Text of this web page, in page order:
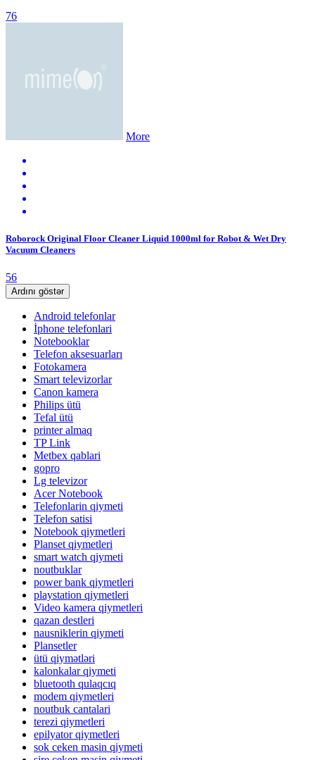
76
More
Roborock Original Floor Cleaner Liquid 1000ml for Robot & Wet Dry
Vacuum Cleaners
56
Ardını göstər
Android telefonlar
İphone telefonlari
Notebooklar
Telefon aksesuarları
Fotokamera
Smart televizorlar
Canon kamera
Philips ütü
Tefal ütü
printer almaq
TP Link
Metbex qablari
gopro
Lg televizor
Acer Notebook
Telefonlarin qiymeti
Telefon satisi
Notebook qiymetleri
Planset qiymetleri
smart watch qiymeti
noutbuklar
power bank qiymetleri
playstation qiymetleri
Video kamera qiymetleri
qazan destleri
nausniklerin qiymeti
Plansetler
ütü qiymətləri
kalonkalar qiymeti
bluetooth qulaqcıq
modem qiymetleri
noutbuk cantalari
terezi qiymetleri
epilyator qiymetleri
sok ceken masin qiymeti